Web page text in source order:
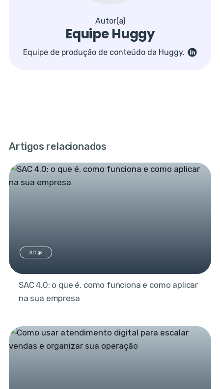
Autor(a)
Equipe Huggy
Equipe de produção de conteúdo da Huggy.
Artigos relacionados
Artigo
SAC 4.0: o que é, como funciona e como aplicar
na sua empresa